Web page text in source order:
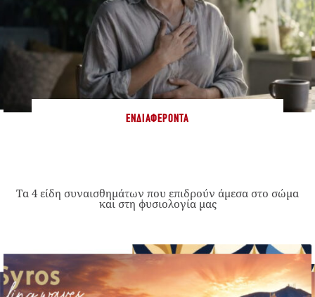
ΕΝΔΙΑΦΈΡΟΝΤΑ
Τα 4 είδη συναισθημάτων που επιδρούν άμεσα στο σώμα
και στη φυσιολογία μας